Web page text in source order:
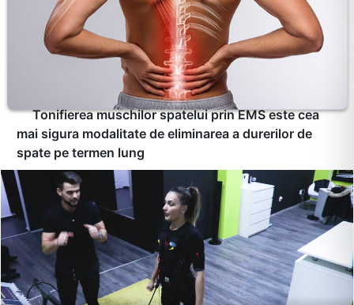
Tonifierea muschilor spatelui prin EMS este cea
mai sigura modalitate de eliminarea a durerilor de
spate pe termen lung